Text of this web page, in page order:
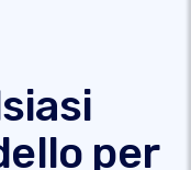
per